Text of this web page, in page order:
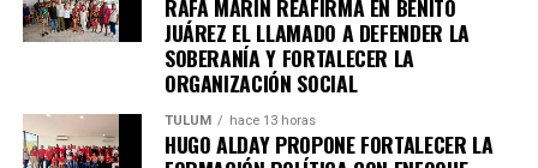
muertos en el sur de África
Lluvias torrenciales provocaroninundaciones severas
en Mozambique, Sudáfrica y Zimbabue, dejando más de
100 fallecidos y miles de viviendas destruidas. Equipos
de rescate continúan trabajando en zonas incomunicadas.
RAFA MARÍN REAFIRMA EN BENITO
JUÁREZ EL LLAMADO A DEFENDER LA
SOBERANÍA Y FORTALECER LA
ORGANIZACIÓN SOCIAL
TULUM hace 13 horas
HUGO ALDAY PROPONE FORTALECER LA